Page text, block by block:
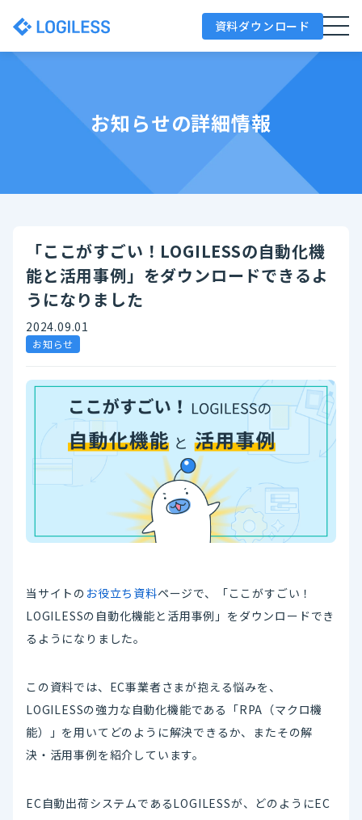
資料ダウンロード
お知らせの詳細情報
「ここがすごい！LOGILESSの自動化機
能と活用事例」をダウンロードできるよ
うになりました
2024.09.01
お知らせ
当サイトの お役立ち資料ページで、「ここがすごい！
LOGILESSの自動化機能と活用事例」をダウンロードでき
るようになりました。
この資料では、EC事業者さまが抱える悩みを、
LOGILESSの強力な自動化機能である「RPA（マクロ機
能）」を用いてどのように解決できるか、またその解
決・活用事例を紹介しています。
EC自動出荷システムであるLOGILESSが、どのようにEC